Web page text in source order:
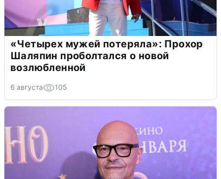
«Четырех мужей потеряла»: Прохор
Шаляпин проболтался о новой
возлюбленной
6 августа 105